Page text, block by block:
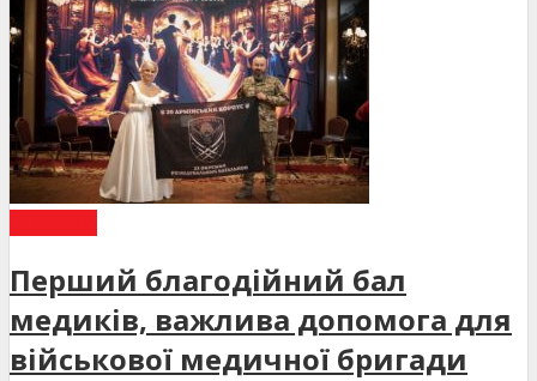
Перший благодійний бал
медиків, важлива допомога для
військової медичної бригади